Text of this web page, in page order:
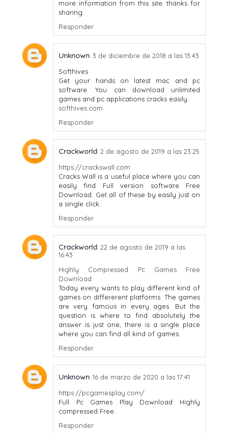
more information from this site. thanks for
sharing.
Responder
Unknown 3 de diciembre de 2018 a las 13:43
Softhives
Get your hands on latest mac and pc
software. You can download unlimited
games and pc applications cracks easily.
softhives.com
Responder
Crackworld 2 de agosto de 2019 a las 23:25
https://crackswall.com
Cracks Wall is a useful place where you can
easily find Full version software Free
Download. Get all of these by easily just on
a single click.
Responder
Crackworld 22 de agosto de 2019 a las
16:43
Highly Compressed Pc Games Free
Download
Today every wants to play different kind of
games on differerent platforms. The games
are very famous in every ages. But the
question is where to find absolutely the
answer is just one, there is a single place
where you can find all kind of games.
Responder
Unknown 16 de marzo de 2020 a las 17:41
https://pcgamesplay.com/
Full Pc Games Play Download Highly
compressed Free.
Responder